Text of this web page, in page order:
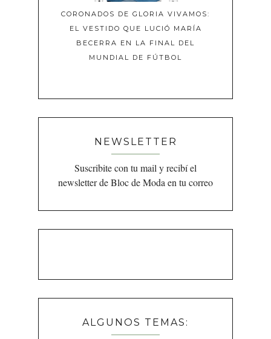
CORONADOS DE GLORIA VIVAMOS:
EL VESTIDO QUE LUCIÓ MARÍA
BECERRA EN LA FINAL DEL
MUNDIAL DE FÚTBOL
NEWSLETTER
Suscribite con tu mail y recibí el
newsletter de Bloc de Moda en tu correo
ALGUNOS TEMAS: